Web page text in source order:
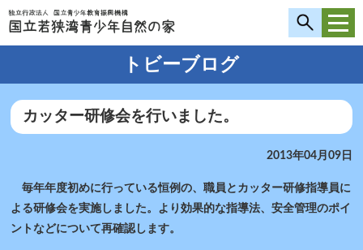
トビーブログ
カッター研修会を行いました。
2013年04月09日
毎年年度初めに行っている恒例の、職員とカッター研修指導員に
よる研修会を実施しました。より効果的な指導法、安全管理のポイ
ントなどについて再確認します。